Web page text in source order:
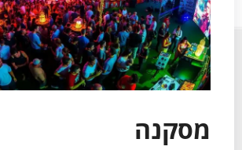
מסקנה